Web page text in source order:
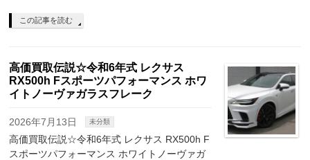
この記事を読む
高価買取伝説☆令和6年式 レクサス
RX500h Fスポーツパフォーマンス ホワ
イトノーヴァガラスフレーク
2026年7月13日 未分類
高価買取伝説☆令和6年式 レクサス RX500h F
スポーツパフォーマンス ホワイトノーヴァガ